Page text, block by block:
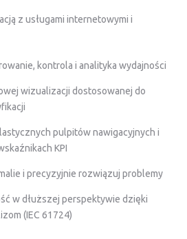
z usługami internetowymi i
kontrola i analityka wydajności
wizualizacji dostosowanej do
pulpitów nawigacyjnych i
KPI
i precyzyjnie rozwiązuj problemy
w dłuższej perspektywie dzięki
(IEC 61724)